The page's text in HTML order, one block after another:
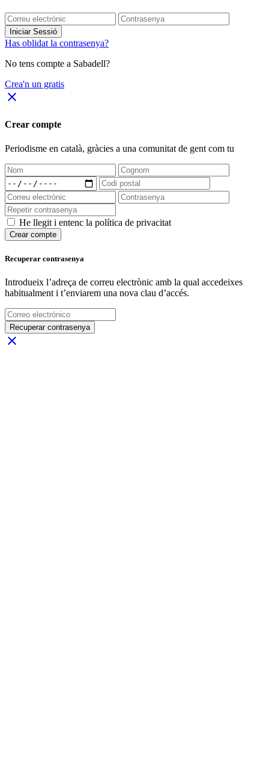
Iniciar Sessió
Has oblidat la contrasenya?
No tens compte a Sabadell?
Crea'n un gratis
close
Crear compte
Periodisme en català, gràcies a una comunitat de gent com tu
He llegit i entenc la política de privacitat
Crear compte
Recuperar contrasenya
Introdueix l’adreça de correu electrònic amb la qual accedeixes
habitualment i t’enviarem una nova clau d’accés.
Recuperar contrasenya
close